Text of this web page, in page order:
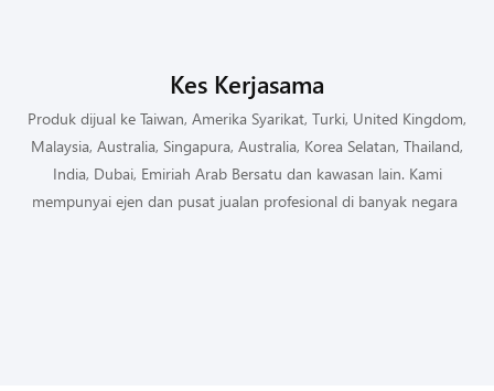
Kes Kerjasama
Produk dijual ke Taiwan, Amerika Syarikat, Turki, United Kingdom,
Malaysia, Australia, Singapura, Australia, Korea Selatan, Thailand,
India, Dubai, Emiriah Arab Bersatu dan kawasan lain. Kami
mempunyai ejen dan pusat jualan profesional di banyak negara